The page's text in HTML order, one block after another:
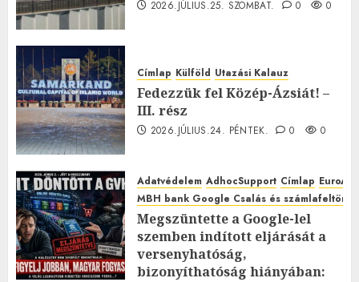
2026.JÚLIUS.25. SZOMBAT. 0 0
Címlap Külföld Utazási Kalauz
Fedezzük fel Közép-Ázsiát! –
III. rész
2026.JÚLIUS.24. PÉNTEK. 0 0
Adatvédelem AdhocSupport Címlap
MBH bank Google Csalás és
Megszüntette a Google-lel
szemben indított eljárását a
versenyhatóság,
bizonyíthatóság hiányában: